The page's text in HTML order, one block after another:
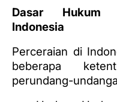
Dasar Hukum
Indonesia
Perceraian di
beberapa
perundang-